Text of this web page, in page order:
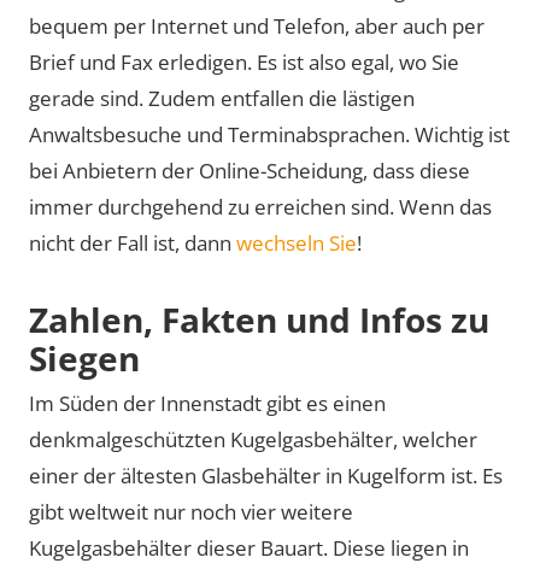
bequem per Internet und Telefon, aber auch per
Brief und Fax erledigen. Es ist also egal, wo Sie
gerade sind. Zudem entfallen die lästigen
Anwaltsbesuche und Terminabsprachen. Wichtig ist
bei Anbietern der Online-Scheidung, dass diese
immer durchgehend zu erreichen sind. Wenn das
nicht der Fall ist, dann wechseln Sie!
Zahlen, Fakten und Infos zu
Siegen
Im Süden der Innenstadt gibt es einen
denkmalgeschützten Kugelgasbehälter, welcher
einer der ältesten Glasbehälter in Kugelform ist. Es
gibt weltweit nur noch vier weitere
Kugelgasbehälter dieser Bauart. Diese liegen in